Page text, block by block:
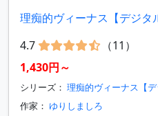
理痴的ヴィーナス【デジタ
4.7
（11）
1,430円～
シリーズ： 理痴的ヴィーナス【
作家： ゆりしましろ